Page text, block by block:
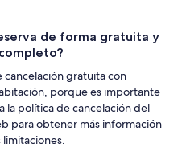
de forma gratuita y
cancelación gratuita con
porque es importante
la política de cancelación del
para obtener más información
limitaciones.